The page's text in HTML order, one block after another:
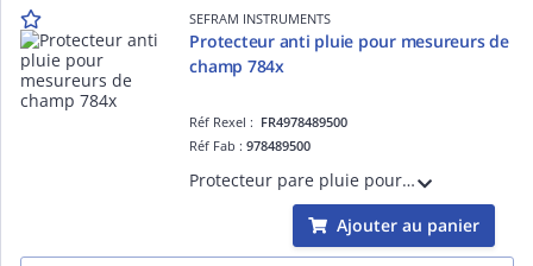
SEFRAM INSTRUMENTS
Protecteur anti pluie pour mesureurs de
champ 784x
Réf Rexel : FR4978489500
Réf Fab :978489500
Protecteur pare pluie pour Sefram 7848 et 7849 n° série < 3000. Il permet l'utilisation des appareils sous la pluie sans risque d'endommagement.
Ajouter au panier